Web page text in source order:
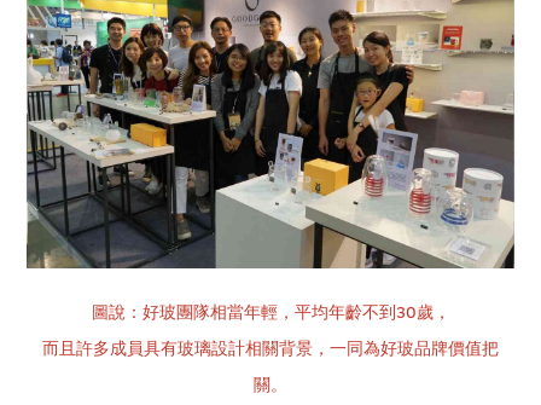
圖說：好玻團隊相當年輕，平均年齡不到30歲，
而且許多成員具有玻璃設計相關背景，一同為好玻品牌價值把
關。